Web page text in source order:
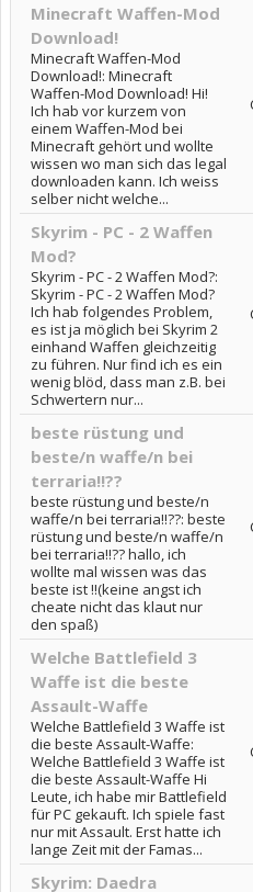
Minecraft Waffen-Mod
Download!
Minecraft Waffen-Mod
Download!: Minecraft
Waffen-Mod Download! Hi!
Ich hab vor kurzem von
einem Waffen-Mod bei
Minecraft gehört und wollte
wissen wo man sich das legal
downloaden kann. Ich weiss
selber nicht welche...
Skyrim - PC - 2 Waffen
Mod?
Skyrim - PC - 2 Waffen Mod?:
Skyrim - PC - 2 Waffen Mod?
Ich hab folgendes Problem,
es ist ja möglich bei Skyrim 2
einhand Waffen gleichzeitig
zu führen. Nur find ich es ein
wenig blöd, dass man z.B. bei
Schwertern nur...
beste rüstung und
beste/n waffe/n bei
terraria!!??
beste rüstung und beste/n
waffe/n bei terraria!!??: beste
rüstung und beste/n waffe/n
bei terraria!!?? hallo, ich
wollte mal wissen was das
beste ist !!(keine angst ich
cheate nicht das klaut nur
den spaß)
Welche Battlefield 3
Waffe ist die beste
Assault-Waffe
Welche Battlefield 3 Waffe ist
die beste Assault-Waffe:
Welche Battlefield 3 Waffe ist
die beste Assault-Waffe Hi
Leute, ich habe mir Battlefield
für PC gekauft. Ich spiele fast
nur mit Assault. Erst hatte ich
lange Zeit mit der Famas...
Skyrim: Daedra